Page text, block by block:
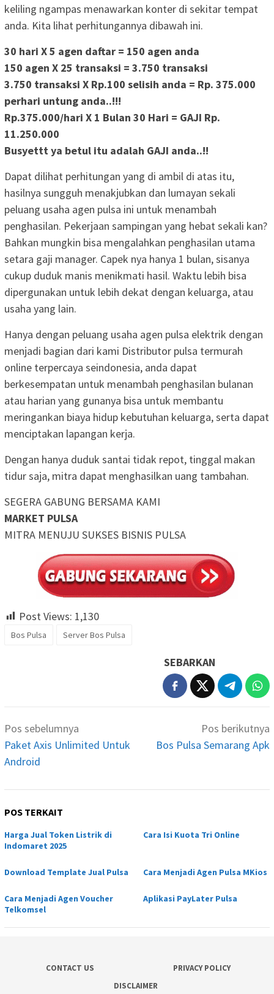
keliling ngampas menawarkan konter di sekitar tempat
anda. Kita lihat perhitungannya dibawah ini.
30 hari X 5 agen daftar = 150 agen anda
150 agen X 25 transaksi = 3.750 transaksi
3.750 transaksi X Rp.100 selisih anda = Rp. 375.000
perhari untung anda..!!!
Rp.375.000/hari X 1 Bulan 30 Hari = GAJI Rp.
11.250.000
Busyettt ya betul itu adalah GAJI anda..!!
Dapat dilihat perhitungan yang di ambil di atas itu,
hasilnya sungguh menakjubkan dan lumayan sekali
peluang usaha agen pulsa ini untuk menambah
penghasilan. Pekerjaan sampingan yang hebat sekali kan?
Bahkan mungkin bisa mengalahkan penghasilan utama
setara gaji manager. Capek nya hanya 1 bulan, sisanya
cukup duduk manis menikmati hasil. Waktu lebih bisa
dipergunakan untuk lebih dekat dengan keluarga, atau
usaha yang lain.
Hanya dengan peluang usaha agen pulsa elektrik dengan
menjadi bagian dari kami Distributor pulsa termurah
online terpercaya seindonesia, anda dapat
berkesempatan untuk menambah penghasilan bulanan
atau harian yang gunanya bisa untuk membantu
meringankan biaya hidup kebutuhan keluarga, serta dapat
menciptakan lapangan kerja.
Dengan hanya duduk santai tidak repot, tinggal makan
tidur saja, mitra dapat menghasilkan uang tambahan.
SEGERA GABUNG BERSAMA KAMI
MARKET PULSA
MITRA MENUJU SUKSES BISNIS PULSA
Post Views: 1,130
Bos Pulsa Server Bos Pulsa
SEBARKAN
Navigasi
pos
Pos sebelumnya
Paket Axis Unlimited Untuk
Android
Pos berikutnya
Bos Pulsa Semarang Apk
POS TERKAIT
Harga Jual Token Listrik di
Indomaret 2025
Cara Isi Kuota Tri Online
Download Template Jual Pulsa Cara Menjadi Agen Pulsa MKios
Cara Menjadi Agen Voucher
Telkomsel
Aplikasi PayLater Pulsa
CONTACT US
PRIVACY POLICY
DISCLAIMER